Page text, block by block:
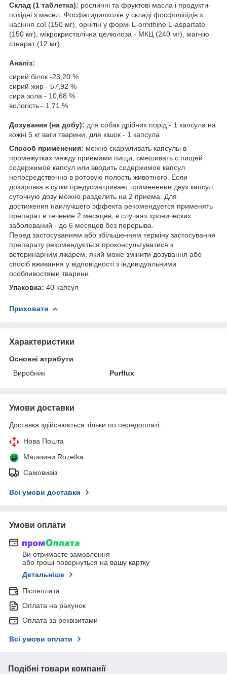
Склад (1 таблетка): рослинні та фруктові масла і продукти-
похідні з масел. Фосфатидилхолін у складі фосфоліпідів з
насіння сої (150 мг), орнітін у формі L-ornithine L-aspartate
(150 мг), мікрокристалічна целюлоза - МКЦ (240 мг), магнію
стеарат (12 мг).
Аналіз:
сирий білок -23,20 %
сирий жир - 57,92 %
сира зола - 10,68 %
вологість - 1,71 %
Дозування (на добу): для собак дрібних порід - 1 капсула на
кожні 5 кг ваги тварини, для кішок - 1 капсула
Способ применения: можно скармливать капсулы в
промежутках между приемами пищи, смешивать с пищей
содержимое капсул или вводить содержимое капсул
непосредственно в ротовую полость животного. Если
дозировка в сутки предусматривает применение двух капсул,
суточную дозу можно разделить на 2 приема. Для
достижения наилучшего эффекта рекомендуется применять
препарат в течение 2 месяцев, в случаях хронических
заболеваний - до 6 месяцев без перерыва.
Перед застосуванням або збільшенням терміну застосування
препарату рекомендується проконсультуватися з
ветеринарним лікарем, який може змінити дозування або
спосіб вживання у відповідності з індивідуальними
особливостями тварини.
Упаковка: 40 капсул
Приховати
Характеристики
Основні атрибути
Виробник
Purflux
Умови доставки
Доставка здійснюється тільки по передоплаті.
Нова Пошта
Магазини Rozetka
Самовивіз
Всі умови доставки
Умови оплати
Ви отримаєте замовлення
або гроші повернуться на вашу картку
Детальніше
Післяплата
Оплата на рахунок
Оплата за реквізитами
Всі умови оплати
Подібні товари компанії